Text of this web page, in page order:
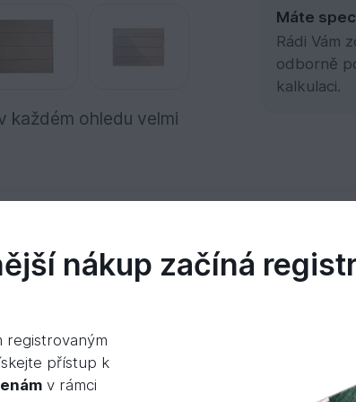
každém ohledu velmi
Máte
Rádi Vám
odborně
kalkulaci.
občas přechází do olivově
nákup začíná
registrovaným
přístup k
v rámci